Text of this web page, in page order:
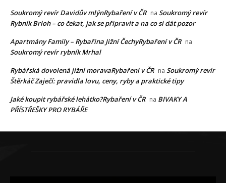
Soukromý revír Davidův mlýnRybaření v ČR na Soukromý revír
Rybník Brloh – co čekat, jak se připravit a na co si dát pozor
Apartmány Family – Rybařina Jižní ČechyRybaření v ČR na
Soukromý revír rybník Mrhal
Rybářská dovolená jižní moravaRybaření v ČR na Soukromý revír
Štěrkáč Zaječí: pravidla lovu, ceny, ryby a praktické tipy
Jaké koupit rybářské lehátko?Rybaření v ČR na BIVAKY A
PŘÍSTŘEŠKY PRO RYBÁŘE